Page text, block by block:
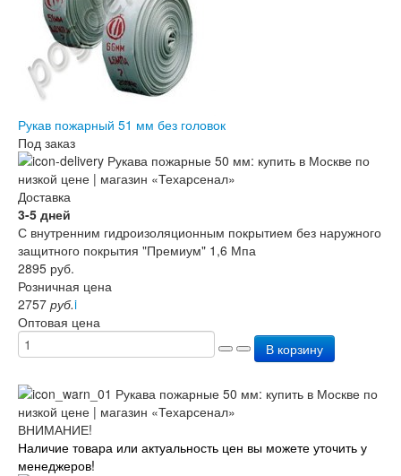
Рукав пожарный 51 мм без головок
Под заказ
Доставка
3-5 дней
С внутренним гидроизоляционным покрытием без наружного
защитного покрытия "Премиум" 1,6 Мпа
2895 руб.
Розничная цена
2757 руб.i
Оптовая цена
В корзину
ВНИМАНИЕ!
Наличие товара или актуальность цен вы можете уточить у
менеджеров!